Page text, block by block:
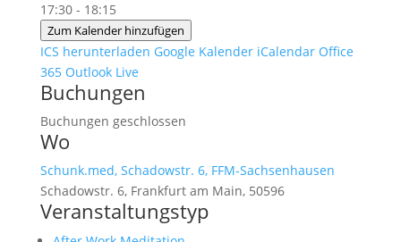
17:30 - 18:15
Zum Kalender hinzufügen
ICS herunterladen Google Kalender iCalendar Office
365 Outlook Live
Buchungen
Buchungen geschlossen
Wo
Schunk.med, Schadowstr. 6, FFM-Sachsenhausen
Schadowstr. 6, Frankfurt am Main, 50596
Veranstaltungstyp